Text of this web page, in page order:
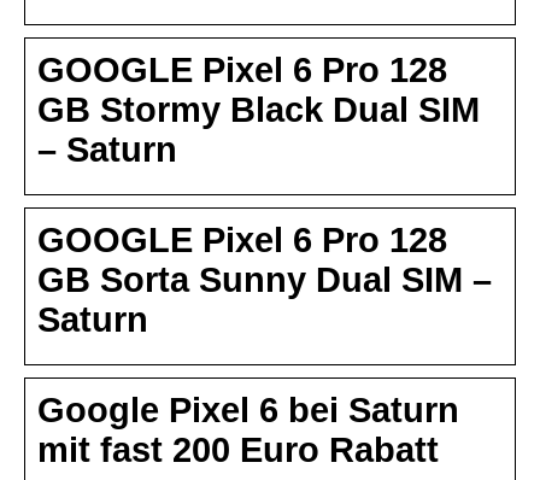
GOOGLE Pixel 6 Pro 128
GB Stormy Black Dual SIM
– Saturn
GOOGLE Pixel 6 Pro 128
GB Sorta Sunny Dual SIM –
Saturn
Google Pixel 6 bei Saturn
mit fast 200 Euro Rabatt